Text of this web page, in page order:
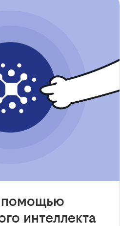
помощью
интеллекта